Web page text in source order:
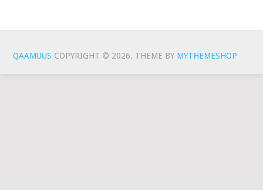
QAAMUUS COPYRIGHT © 2026. THEME BY MYTHEMESHOP